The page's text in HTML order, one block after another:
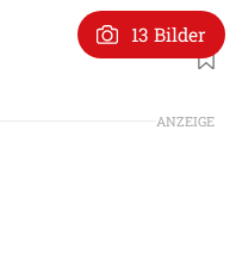
Foto: via X
13 Bilder
ANZEIGE